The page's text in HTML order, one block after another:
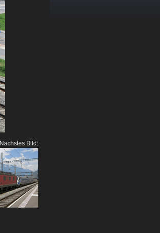
Nächstes Bild: